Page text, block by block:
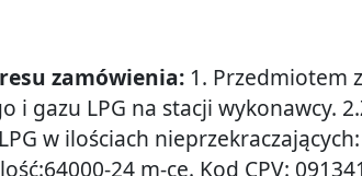
zamówienia: 1. Przedmiotem
gazu LPG na stacji wykonawcy.
w ilościach nieprzekraczających:
24 m-ce. Kod CPV: